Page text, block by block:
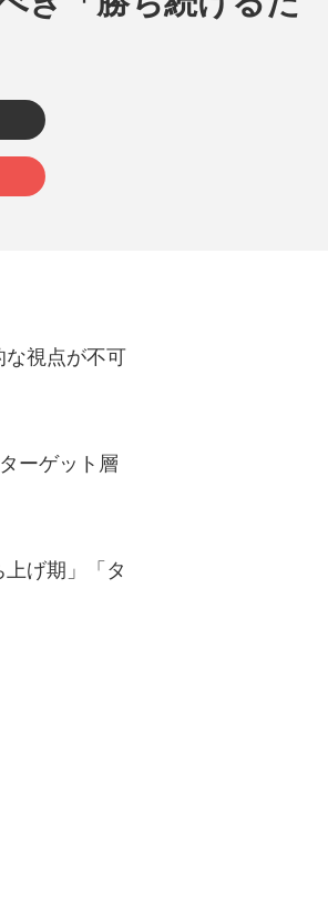
な視点が不可
ーゲット層
げ期」「タ